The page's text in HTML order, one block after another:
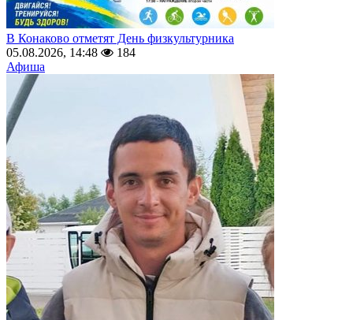
В Конаково отметят День физкультурника
05.08.2026, 14:48
184
Афиша